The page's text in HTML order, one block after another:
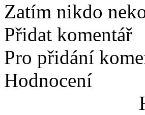
Zatím nikdo
Přidat komentář
Pro přidání
Hodnocení